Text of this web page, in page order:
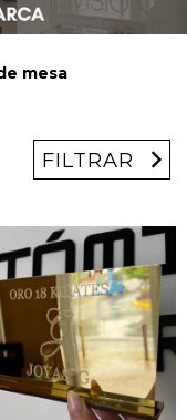
mesa
FILTRAR